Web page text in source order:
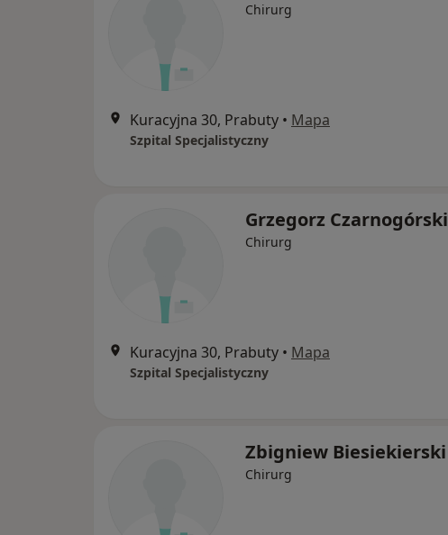
Chirurg
Kuracyjna 30, Prabuty • Mapa
Szpital Specjalistyczny
Grzegorz Czarnogórski
Chirurg
Kuracyjna 30, Prabuty • Mapa
Szpital Specjalistyczny
Zbigniew Biesiekierski
Chirurg